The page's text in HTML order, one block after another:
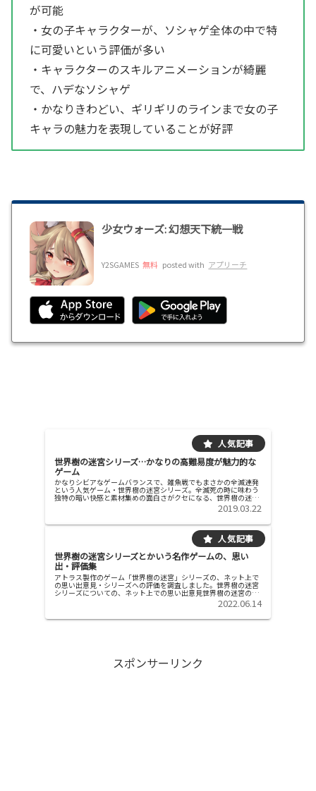
が可能
・女の子キャラクターが、ソシャゲ全体の中で特
に可愛いという評価が多い
・キャラクターのスキルアニメーションが綺麗
で、ハデなソシャゲ
・かなりきわどい、ギリギリのラインまで女の子
キャラの魅力を表現していることが好評
少女ウォーズ: 幻想天下統一戦
Y2SGAMES 無料 posted with アプリーチ
世界樹の迷宮シリーズ…かなりの高難易度が魅力的な
ゲーム
かなりシビアなゲームバランスで、雑魚戦でもまさかの全滅連発
という人気ゲーム・世界樹の迷宮シリーズ。全滅死の時に味わう
独特の暗い快感と素材集めの面白さがクセになる、世界樹の迷宮
シリーズの紹介です。世界樹の迷宮シリーズの特徴と魅力特徴 雑
2019.03.22
世界樹の迷宮シリーズとかいう名作ゲームの、思い
出・評価集
アトラス製作のゲーム「世界樹の迷宮」シリーズの、ネット上で
の思い出意見・シリーズへの評価を調査しました。世界樹の迷宮
シリーズについての、ネット上での思い出意見世界樹の迷宮の最
序盤の、レベル10未満あたりまでの段階がガチでキツい。雑魚戦
2022.06.14
スポンサーリンク